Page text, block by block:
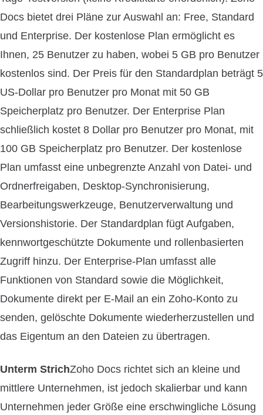
Docs bietet drei Pläne zur Auswahl an: Free, Standard
und Enterprise. Der kostenlose Plan ermöglicht es
Ihnen, 25 Benutzer zu haben, wobei 5 GB pro Benutzer
kostenlos sind. Der Preis für den Standardplan beträgt 5
US-Dollar pro Benutzer pro Monat mit 50 GB
Speicherplatz pro Benutzer. Der Enterprise Plan
schließlich kostet 8 Dollar pro Benutzer pro Monat, mit
100 GB Speicherplatz pro Benutzer. Der kostenlose
Plan umfasst eine unbegrenzte Anzahl von Datei- und
Ordnerfreigaben, Desktop-Synchronisierung,
Bearbeitungswerkzeuge, Benutzerverwaltung und
Versionshistorie. Der Standardplan fügt Aufgaben,
kennwortgeschützte Dokumente und rollenbasierten
Zugriff hinzu. Der Enterprise-Plan umfasst alle
Funktionen von Standard sowie die Möglichkeit,
Dokumente direkt per E-Mail an ein Zoho-Konto zu
senden, gelöschte Dokumente wiederherzustellen und
das Eigentum an den Dateien zu übertragen.
Unterm StrichZoho Docs richtet sich an kleine und
mittlere Unternehmen, ist jedoch skalierbar und kann
Unternehmen jeder Größe eine erschwingliche Lösung